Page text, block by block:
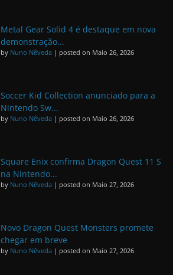
Metal Gear Solid 4 é destaque em nova
demonstração...
by Nuno Nêveda | posted on Maio 26, 2026
Soccer Kid Collection anunciado para a
Nintendo Sw...
by Nuno Nêveda | posted on Maio 26, 2026
Square Enix confirma Dragon Quest 11 S
na Nintendo...
by Nuno Nêveda | posted on Maio 27, 2026
Novo Dragon Quest Monsters promete
chegar em breve
by Nuno Nêveda | posted on Maio 27, 2026